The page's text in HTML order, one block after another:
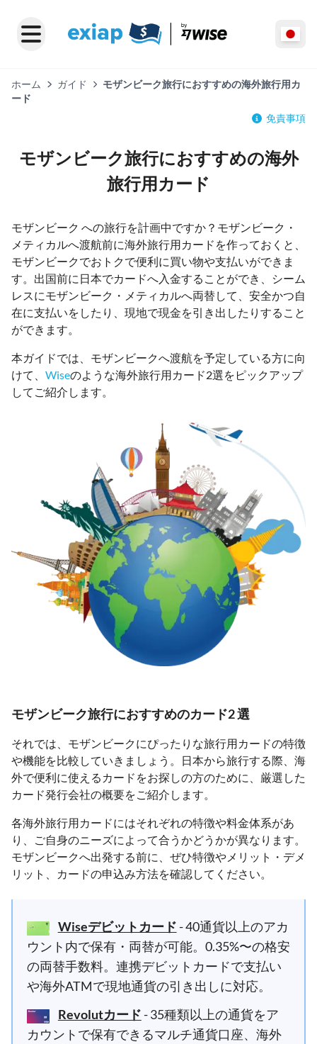
ホーム ガイド
モザンビーク旅行におすすめの海外旅行用カ
ード
免責事項
モザンビーク旅行におすすめの海外
旅行用カード
モザンビーク への旅行を計画中ですか？モザンビーク・
メティカルへ渡航前に海外旅行用カードを作っておくと、
モザンビークでおトクで便利に買い物や支払いができま
す。出国前に日本でカードへ入金することができ、シーム
レスにモザンビーク・メティカルへ両替して、安全かつ自
在に支払いをしたり、現地で現金を引き出したりすること
ができます。
本ガイドでは、モザンビークへ渡航を予定している方に向
けて、 Wiseのような海外旅行用カード2選をピックアップ
してご紹介します。
モザンビーク旅行におすすめのカード2 選
それでは、モザンビークにぴったりな旅行用カードの特徴
や機能を比較していきましょう。日本から旅行する際、海
外で便利に使えるカードをお探しの方のために、厳選した
カード発行会社の概要をご紹介します。
各海外旅行用カードにはそれぞれの特徴や料金体系があ
り、ご自身のニーズによって合うかどうかが異なります。
モザンビークへ出発する前に、ぜひ特徴やメリット・デメ
リット、カードの申込み方法を確認してください。
Wiseデビットカード - 40通貨以上のアカ
ウント内で保有・両替が可能。0.35%〜の格安
の両替手数料。連携デビットカードで支払い
や海外ATMで現地通貨の引き出しに対応。
Revolutカード - 35種類以上の通貨をア
カウントで保有できるマルチ通貨口座、海外